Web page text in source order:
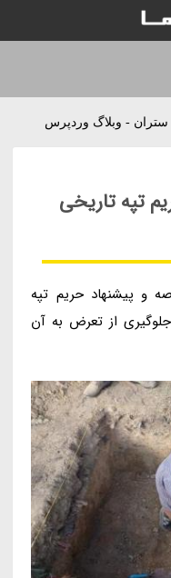
ستران - وبلاگ وردپرس
تپه تاریخی
و پیشنهاد حریم تپه
از تعرض به آن